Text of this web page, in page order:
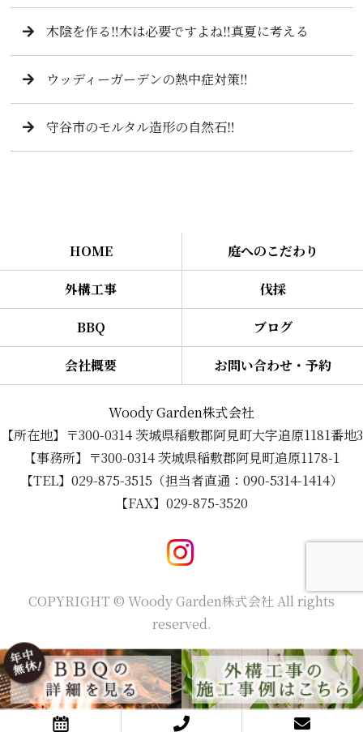
木陰を作る‼️木は必要ですよね‼️真夏に考える
ウッディーガーデンの熱中症対策‼️
守谷市のモルタル造形の自然石‼️
HOME 庭へのこだわり
外構工事 伐採
BBQ ブログ
会社概要 お問い合わせ・予約
Woody Garden株式会社
【所在地】〒300-0314 茨城県稲敷郡阿見町大字追原1181番地3
【事務所】〒300-0314 茨城県稲敷郡阿見町追原1178-1
【TEL】029-875-3515（担当者直通：090-5314-1414）
【FAX】029-875-3520
COPYRIGHT © Woody Garden株式会社 All rights
reserved.